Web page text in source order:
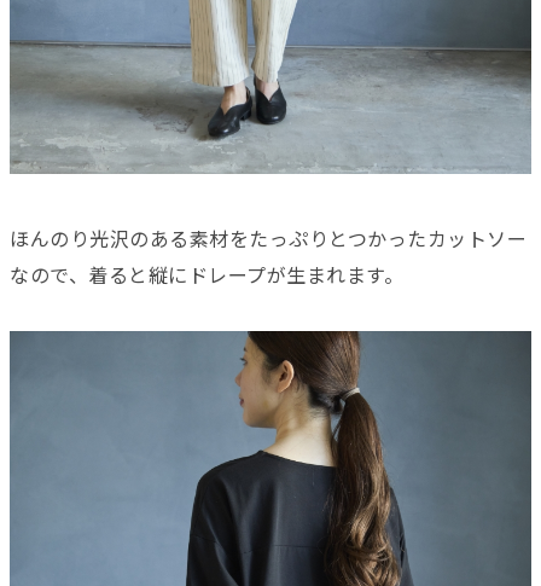
ほんのり光沢のある素材をたっぷりとつかったカットソー
なので、着ると縦にドレープが生まれます。